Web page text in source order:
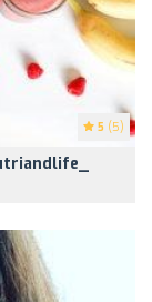
5 (5)